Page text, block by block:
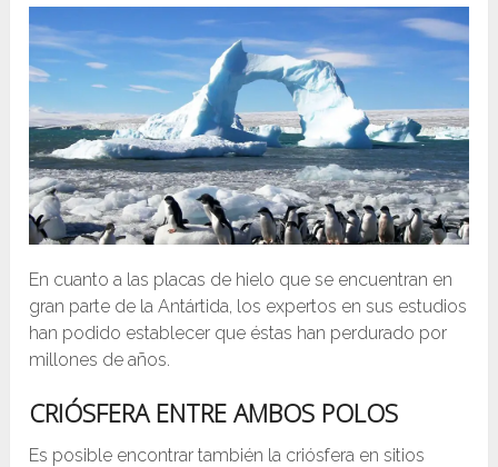
En cuanto a las placas de hielo que se encuentran en
gran parte de la Antártida, los expertos en sus estudios
han podido establecer que éstas han perdurado por
millones de años.
CRIÓSFERA ENTRE AMBOS POLOS
Es posible encontrar también la criósfera en sitios